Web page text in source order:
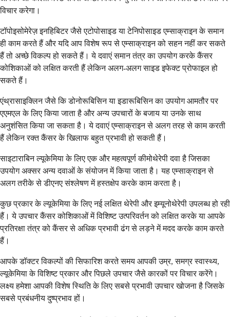
विचार करेगा।
टॉपोइसोमेरेज़ इनहिबिटर जैसे एटोपोसाइड या टेनिपोसाइड एम्साक्राइन के समान
ही काम करते हैं और यदि आप विशेष रूप से एम्साक्राइन को सहन नहीं कर सकते
हैं तो अच्छे विकल्प हो सकते हैं। ये दवाएं समान तंत्र का उपयोग करके कैंसर
कोशिकाओं को लक्षित करती हैं लेकिन अलग-अलग साइड इफेक्ट प्रोफाइल हो
सकते हैं।
एंथ्रासाइक्लिन जैसे कि डोनोरूबिसिन या इडारूबिसिन का उपयोग आमतौर पर
एएमएल के लिए किया जाता है और अन्य उपचारों के बजाय या उनके साथ
अनुशंसित किया जा सकता है। ये दवाएं एम्साक्राइन से अलग तरह से काम करती
हैं लेकिन रक्त कैंसर के खिलाफ बहुत प्रभावी हो सकती हैं।
साइटाराबिन ल्यूकेमिया के लिए एक और महत्वपूर्ण कीमोथेरेपी दवा है जिसका
उपयोग अक्सर अन्य दवाओं के संयोजन में किया जाता है। यह एम्साक्राइन से
अलग तरीके से डीएनए संश्लेषण में हस्तक्षेप करके काम करता है।
कुछ प्रकार के ल्यूकेमिया के लिए नई लक्षित थेरेपी और इम्यूनोथेरेपी उपलब्ध हो रही
हैं। ये उपचार कैंसर कोशिकाओं में विशिष्ट उत्परिवर्तन को लक्षित करके या आपके
प्रतिरक्षा तंत्र को कैंसर से अधिक प्रभावी ढंग से लड़ने में मदद करके काम करते
हैं।
आपके डॉक्टर विकल्पों की सिफारिश करते समय आपकी उम्र, समग्र स्वास्थ्य,
ल्यूकेमिया के विशिष्ट प्रकार और पिछले उपचार जैसे कारकों पर विचार करेंगे।
लक्ष्य हमेशा आपकी विशेष स्थिति के लिए सबसे प्रभावी उपचार खोजना है जिसके
सबसे प्रबंधनीय दुष्प्रभाव हों।